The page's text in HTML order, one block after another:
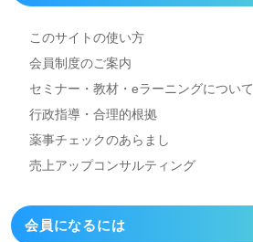
このサイトの使い方
会員制度のご案内
セミナー・教材・eラーニングについて
行政指導・合理的根拠
薬事チェックのあらまし
売上アップコンサルティング
会員になるには